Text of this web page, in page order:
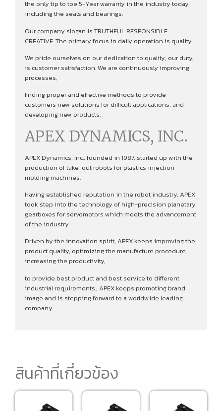
the only tip to toe 5-Year warranty in the industry today,
including the seals and bearings.
Our company slogan is TRUTHFUL RESPONSIBLE
CREATIVE. The primary focus in daily operation is quality.
We pride ourselves on our dedication to quality; our duty,
is customer satisfaction. We are continuously improving
processes,
finding proper and effective methods to provide
customers new solutions for difficult applications, and
developing new products.
APEX DYNAMICS, INC.
APEX Dynamics, Inc., founded in 1987, started up with the
production of take-out robots for plastics injection
molding machines.
Having established reputation in the robot industry, APEX
took step into the technology of high-precision planetary
gearboxes for servomotors which meets the advancement
of the industry.
Driven by the innovation spirit, APEX keeps improving the
product quality, optimizing the manufacture procedure,
increasing the productivity,
to provide best product and best service to different
industrial requirements., APEX keeps promoting brand
image and is stepping forward to a worldwide leading
company.
สินค้าที่เกี่ยวข้อง